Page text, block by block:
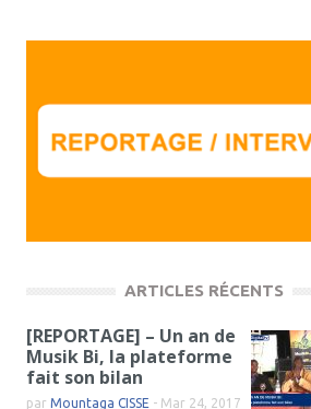
ARTICLES RÉCENTS
[REPORTAGE] – Un an de
Musik Bi, la plateforme
fait son bilan
parMountaga CISSE - Mar 24, 2017